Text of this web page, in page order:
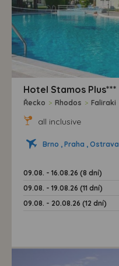
Hotel Stamos Plus***
Řecko > Rhodos > Faliraki
all inclusive
Brno , Praha , Ostrava
09.08. - 16.08.26 (8 dní)
09.08. - 19.08.26 (11 dní)
09.08. - 20.08.26 (12 dní)